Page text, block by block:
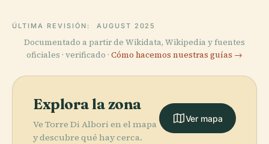
ÚLTIMA REVISIÓN: AUGUST 2025
Documentado a partir de Wikidata, Wikipedia y fuentes
oficiales · verificado · Cómo hacemos nuestras guías →
Explora la zona
Ve Torre Di Albori en el mapa
y descubre qué hay cerca.
Ver mapa